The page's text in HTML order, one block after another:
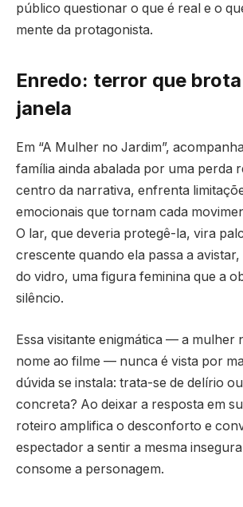
público questionar o que é real e o
mente da protagonista.
Enredo: terror que
janela
Em “A Mulher no Jardim”,
família ainda abalada por uma perda
centro da narrativa, enfrenta
emocionais que tornam cada
O lar, que deveria protegê-la, vira
crescente quando ela passa a
do vidro, uma figura feminina que a
silêncio.
Essa visitante enigmática — a mulher
nome ao filme — nunca é vista por
dúvida se instala: trata-se de delírio
concreta? Ao deixar a resposta em
roteiro amplifica o desconforto e
espectador a sentir a mesma
consome a personagem.